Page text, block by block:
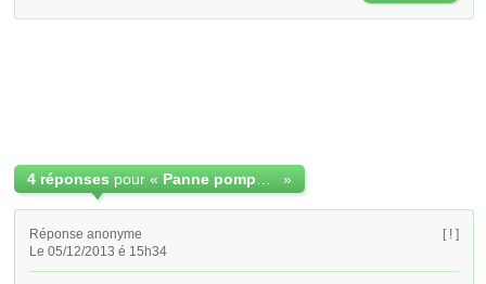
4 réponses pour « »
Réponse anonyme
Le 05/12/2013 é 15h34
[ ! ]